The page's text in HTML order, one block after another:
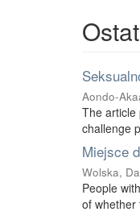
Aondo-
The article
challenge
Miejsce
Wolska,
People
of whether